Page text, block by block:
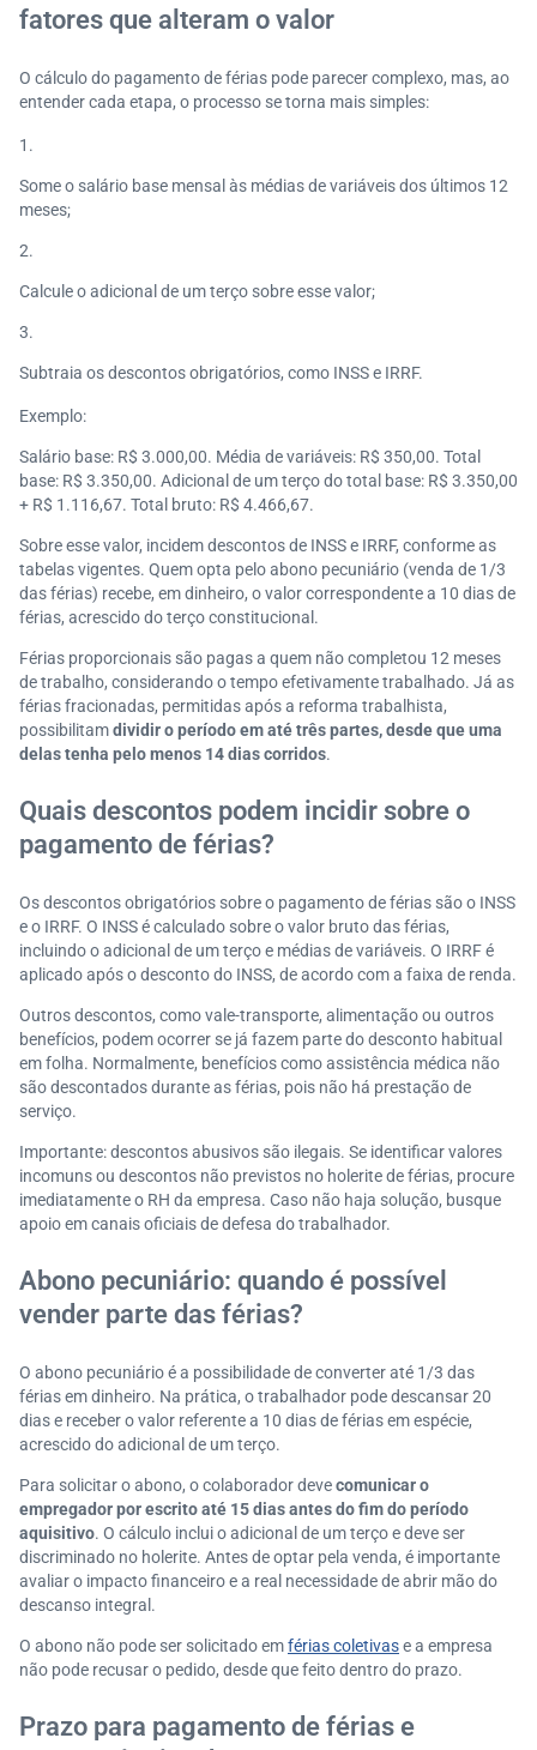
fatores que alteram o valor
O cálculo do pagamento de férias pode parecer complexo, mas, ao
entender cada etapa, o processo se torna mais simples:
Some o salário base mensal às médias de variáveis dos últimos 12
meses;
Calcule o adicional de um terço sobre esse valor;
Subtraia os descontos obrigatórios, como INSS e IRRF.
Exemplo:
Salário base: R$ 3.000,00. Média de variáveis: R$ 350,00. Total
base: R$ 3.350,00. Adicional de um terço do total base: R$ 3.350,00
+ R$ 1.116,67. Total bruto: R$ 4.466,67.
Sobre esse valor, incidem descontos de INSS e IRRF, conforme as
tabelas vigentes. Quem opta pelo abono pecuniário (venda de 1/3
das férias) recebe, em dinheiro, o valor correspondente a 10 dias de
férias, acrescido do terço constitucional.
Férias proporcionais são pagas a quem não completou 12 meses
de trabalho, considerando o tempo efetivamente trabalhado. Já as
férias fracionadas, permitidas após a reforma trabalhista,
possibilitamdividir o período em até três partes, desde que uma
delas tenha pelo menos 14 dias corridos.
Quais descontos podem incidir sobre o
pagamento de férias?
Os descontos obrigatórios sobre o pagamento de férias são o INSS
e o IRRF. O INSS é calculado sobre o valor bruto das férias,
incluindo o adicional de um terço e médias de variáveis. O IRRF é
aplicado após o desconto do INSS, de acordo com a faixa de renda.
Outros descontos, como vale-transporte, alimentação ou outros
benefícios, podem ocorrer se já fazem parte do desconto habitual
em folha. Normalmente, benefícios como assistência médica não
são descontados durante as férias, pois não há prestação de
serviço.
Importante: descontos abusivos são ilegais. Se identificar valores
incomuns ou descontos não previstos no holerite de férias, procure
imediatamente o RH da empresa. Caso não haja solução, busque
apoio em canais oficiais de defesa do trabalhador.
Abono pecuniário: quando é possível
vender parte das férias?
O abono pecuniário é a possibilidade de converter até 1/3 das
férias em dinheiro. Na prática, o trabalhador pode descansar 20
dias e receber o valor referente a 10 dias de férias em espécie,
acrescido do adicional de um terço.
Para solicitar o abono, o colaborador devecomunicar o
empregador por escrito até 15 dias antes do fim do período
aquisitivo. O cálculo inclui o adicional de um terço e deve ser
discriminado no holerite. Antes de optar pela venda, é importante
avaliar o impacto financeiro e a real necessidade de abrir mão do
descanso integral.
O abono não pode ser solicitado emférias coletivase a empresa
não pode recusar o pedido, desde que feito dentro do prazo.
Prazo para pagamento de férias e